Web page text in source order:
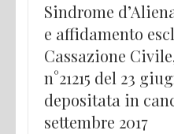
Sindrome
e affidamento
Cassazione
n°21215 del 23
depositata in
settembre 2017